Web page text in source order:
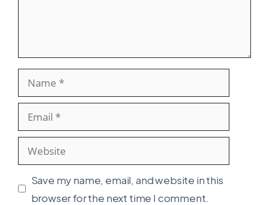
Name
Email
Website
Save my name, email, and website in this
browser for the next time I comment.